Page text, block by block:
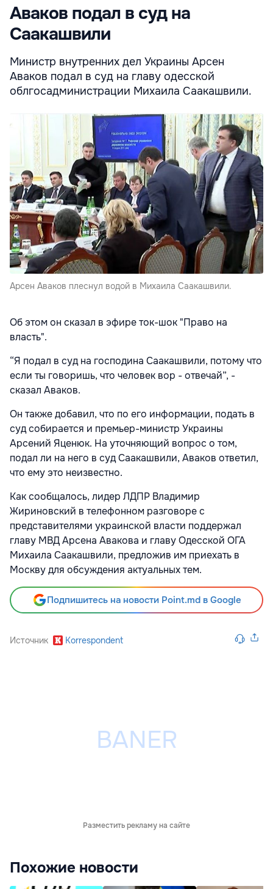
Аваков подал в суд на
Саакашвили
Министр внутренних дел Украины Арсен
Аваков подал в суд на главу одесской
облгосадминистрации Михаила Саакашвили.
Арсен Аваков плеснул водой в Михаила Саакашвили.
Об этом он сказал в эфире ток-шок "Право на
власть".
“Я подал в суд на господина Саакашвили, потому что
если ты говоришь, что человек вор - отвечай”, -
сказал Аваков.
Он также добавил, что по его информации, подать в
суд собирается и премьер-министр Украины
Арсений Яценюк. На уточняющий вопрос о том,
подал ли на него в суд Саакашвили, Аваков ответил,
что ему это неизвестно.
Как сообщалось, лидер ЛДПР Владимир
Жириновский в телефонном разговоре с
представителями украинской власти поддержал
главу МВД Арсена Авакова и главу Одесской ОГА
Михаила Саакашвили, предложив им приехать в
Москву для обсуждения актуальных тем.
Подпишитесь на новости Point.md в Google
Источник Korrespondent
Разместить рекламу на сайте
Похожие новости